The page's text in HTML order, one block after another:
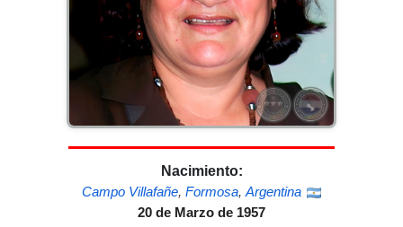
Nacimiento:
Campo Villafañe, Formosa, Argentina
20 de Marzo de 1957